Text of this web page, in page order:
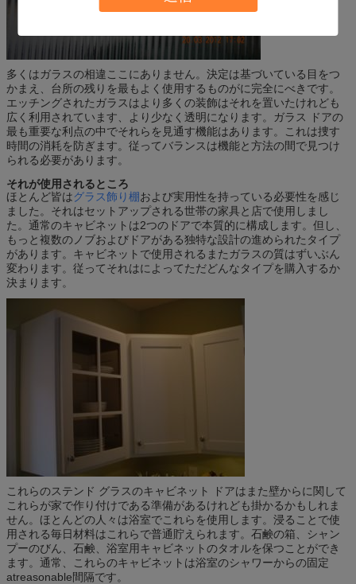
多くはガラスの相違ここにありません。決定は基づいている目をつ
かまえ、台所の残りを最もよく使用するものがに完全にべきです。
エッチングされたガラスはより多くの装飾はそれを置いたけれども
広く利用されています、より少なく透明になります。ガラス ドアの
最も重要な利点の中でそれらを見通す機能はあります。これは捜す
時間の消耗を防ぎます。従ってバランスは機能と方法の間で見つけ
られる必要があります。
それが使用されるところ
ほとんど皆はグラス飾り棚および実用性を持っている必要性を感じ
ました。それはセットアップされる世帯の家具と店で使用しまし
た。通常のキャビネットは2つのドアで本質的に構成します。但し、
もっと複数のノブおよびドアがある独特な設計の進められたタイプ
があります。キャビネットで使用されるまたガラスの質はずいぶん
変わります。従ってそれはによってただどんなタイプを購入するか
決まります。
これらのステンド グラスのキャビネット ドアはまた壁からに関して
これらが家で作り付けである準備があるけれども掛かるかもしれま
せん。ほとんどの人々は浴室でこれらを使用します。浸ることで使
用される毎日材料はこれらで普通貯えられます。石鹸の箱、シャン
プーのびん、石鹸、浴室用キャビネットのタオルを保つことができ
ます。通常、これらのキャビネットは浴室のシャワーからの固定
atreasonable間隔です。